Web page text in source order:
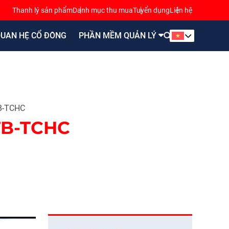
Thanh lý sản phẩmDanh mục thu muaTuyển dụngLiên hệ
HỆ CỔ ĐÔNG PHẦN MỀM QUẢN LÝ
TCHC
TCHC